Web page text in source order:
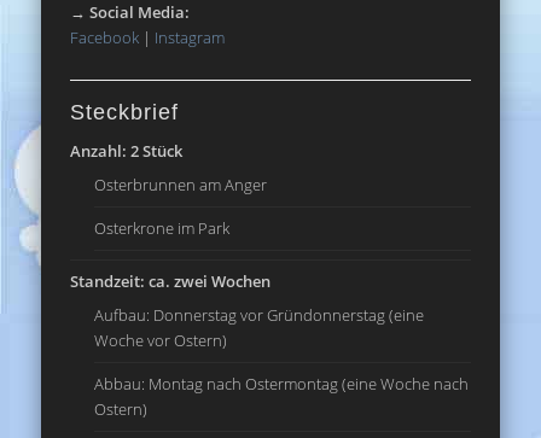
→Social Media:
Facebook | Instagram
Steckbrief
Anzahl: 2 Stück
Osterbrunnen am Anger
Osterkrone im Park
Standzeit: ca. zwei Wochen
Aufbau: Donnerstag vor Gründonnerstag (eine
Woche vor Ostern)
Abbau: Montag nach Ostermontag (eine Woche nach
Ostern)